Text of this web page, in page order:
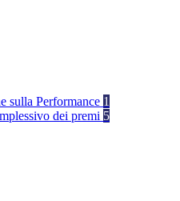
sulla Performance 1
dei premi 5